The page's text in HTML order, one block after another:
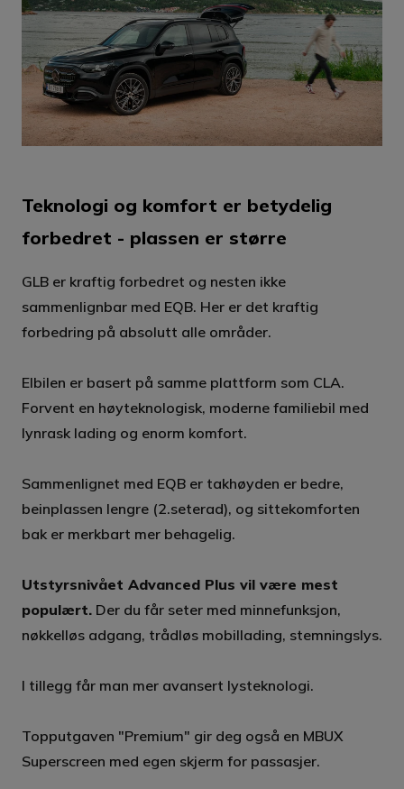
Teknologi og komfort er betydelig
forbedret - plassen er større
GLB er kraftig forbedret og nesten ikke
sammenlignbar med EQB. Her er det kraftig
forbedring på absolutt alle områder.
Elbilen er basert på samme plattform som CLA.
Forvent en høyteknologisk, moderne familiebil med
lynrask lading og enorm komfort.
Sammenlignet med EQB er takhøyden er bedre,
beinplassen lengre (2.seterad), og sittekomforten
bak er merkbart mer behagelig.
Utstyrsnivået Advanced Plus vil være mest
populært. Der du får seter med minnefunksjon,
nøkkelløs adgang, trådløs mobillading, stemningslys.
I tillegg får man mer avansert lysteknologi.
Topputgaven "Premium" gir deg også en MBUX
Superscreen med egen skjerm for passasjer.